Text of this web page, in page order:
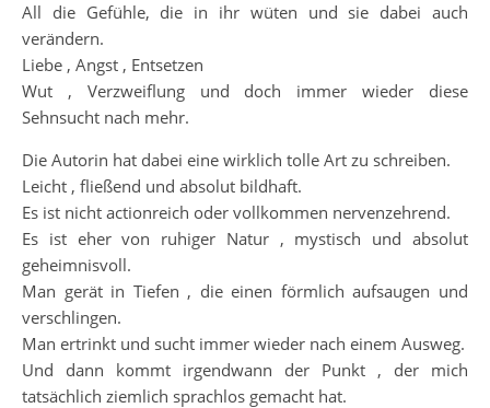
All die Gefühle, die in ihr wüten und sie dabei auch
verändern.
Liebe , Angst , Entsetzen
Wut , Verzweiflung und doch immer wieder diese
Sehnsucht nach mehr.
Die Autorin hat dabei eine wirklich tolle Art zu schreiben.
Leicht , fließend und absolut bildhaft.
Es ist nicht actionreich oder vollkommen nervenzehrend.
Es ist eher von ruhiger Natur , mystisch und absolut
geheimnisvoll.
Man gerät in Tiefen , die einen förmlich aufsaugen und
verschlingen.
Man ertrinkt und sucht immer wieder nach einem Ausweg.
Und dann kommt irgendwann der Punkt , der mich
tatsächlich ziemlich sprachlos gemacht hat.